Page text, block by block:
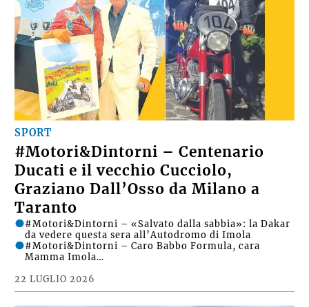
SPORT
#Motori&Dintorni – Centenario
Ducati e il vecchio Cucciolo,
Graziano Dall’Osso da Milano a
Taranto
22 LUGLIO 2026
#Motori&Dintorni – «Salvato dalla sabbia»: la Dakar
da vedere questa sera all’Autodromo di Imola
#Motori&Dintorni – Caro Babbo Formula, cara
Mamma Imola…